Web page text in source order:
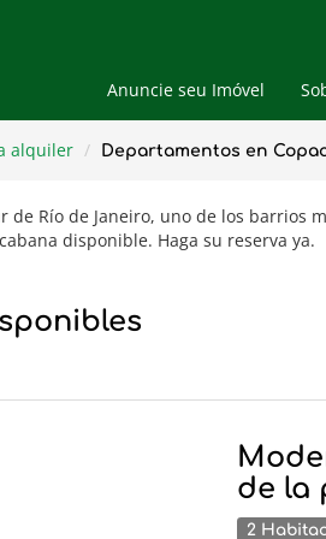
Anuncie seu Imóvel
alquiler Departamentos en
de Río de Janeiro, uno de los barrios
disponible. Haga su reserva ya.
de la
2